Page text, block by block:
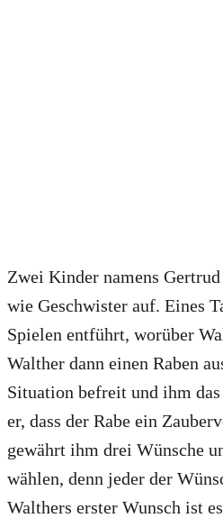
Zwei Kinder namens
wie Geschwister auf. Eines
Spielen entführt, worüber
Walther dann einen Raben
Situation befreit und ihm
er, dass der Rabe ein
gewährt ihm drei Wünsche
wählen, denn jeder der
Walthers erster Wunsch ist